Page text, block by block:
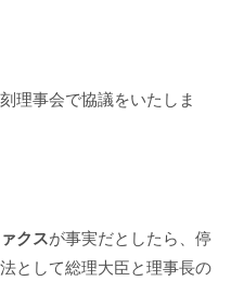
理事会で協議をいたしま
クスが事実だとしたら、停
として総理大臣と理事長の